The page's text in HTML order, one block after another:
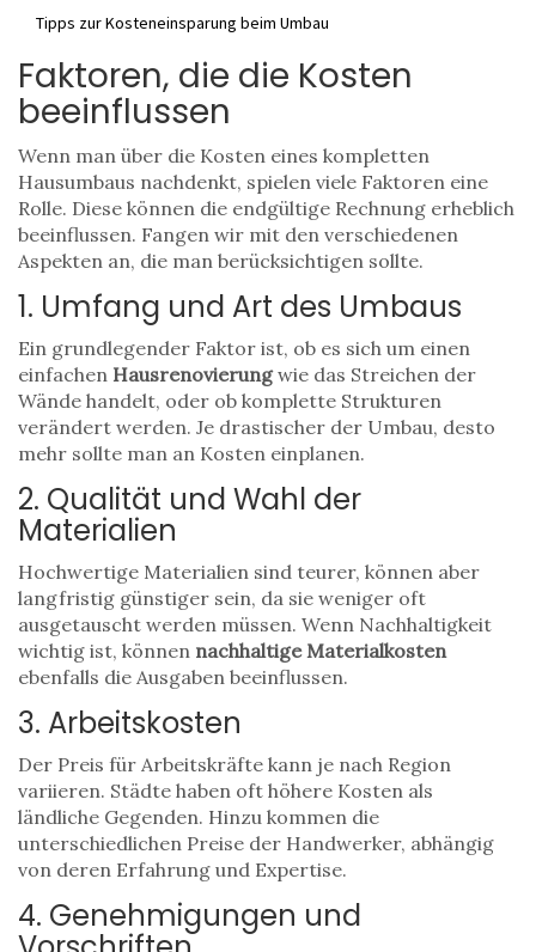
Tipps zur Kosteneinsparung beim Umbau
Faktoren, die die Kosten
beeinflussen
Wenn man über die Kosten eines kompletten
Hausumbaus nachdenkt, spielen viele Faktoren eine
Rolle. Diese können die endgültige Rechnung erheblich
beeinflussen. Fangen wir mit den verschiedenen
Aspekten an, die man berücksichtigen sollte.
1. Umfang und Art des Umbaus
Ein grundlegender Faktor ist, ob es sich um einen
einfachen Hausrenovierungwie das Streichen der
Wände handelt, oder ob komplette Strukturen
verändert werden. Je drastischer der Umbau, desto
mehr sollte man an Kosten einplanen.
2. Qualität und Wahl der
Materialien
Hochwertige Materialien sind teurer, können aber
langfristig günstiger sein, da sie weniger oft
ausgetauscht werden müssen. Wenn Nachhaltigkeit
wichtig ist, können nachhaltige Materialkosten
ebenfalls die Ausgaben beeinflussen.
3. Arbeitskosten
Der Preis für Arbeitskräfte kann je nach Region
variieren. Städte haben oft höhere Kosten als
ländliche Gegenden. Hinzu kommen die
unterschiedlichen Preise der Handwerker, abhängig
von deren Erfahrung und Expertise.
4. Genehmigungen und